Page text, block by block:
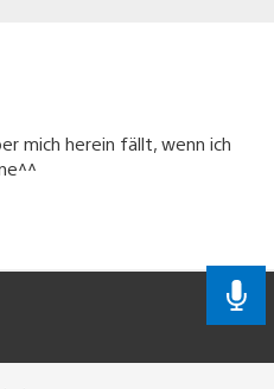
mich herein fällt, wenn ich